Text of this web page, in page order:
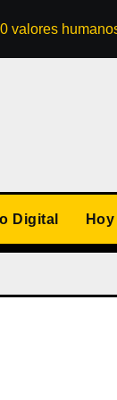
humanos más
Digital